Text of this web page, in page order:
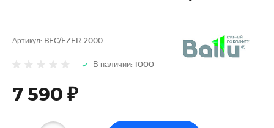
Артикул: BEC/EZER-2000
В наличии: 1000
7 590 ₽